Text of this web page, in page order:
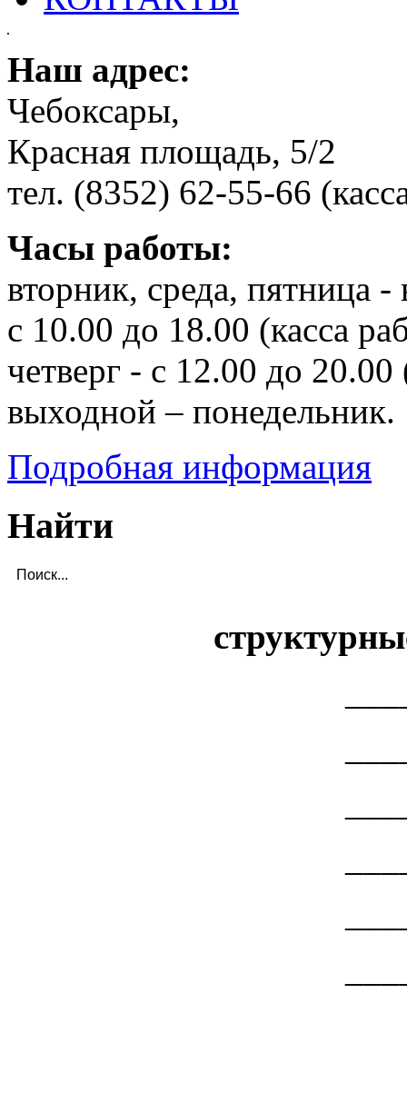
Наш адрес:
Чебоксары,
Красная площадь, 5/2
тел. (8352) 62-55-66
Часы работы:
вторник, среда, пятница -
с 10.00 до 18.00 (касса
четверг - с 12.00 до
выходной – понедельник.
Подробная информация
Найти